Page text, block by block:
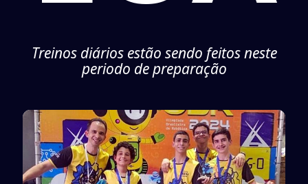
Treinos diários estão sendo feitos neste
periodo de preparação